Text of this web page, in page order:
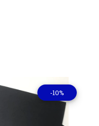
-10%